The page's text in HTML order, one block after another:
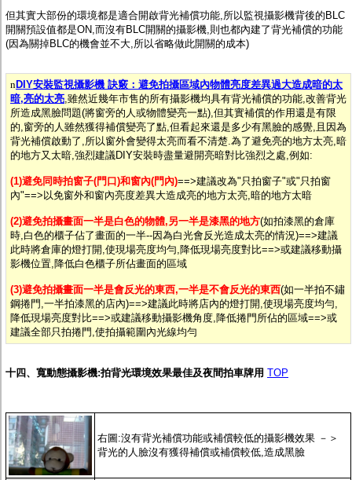
但其實大部份的環境都是適合開啟背光補償功能,所以監視攝影機背後的BLC
開關預設值都是ON,而沒有BLC開關的攝影機,則也都內建了背光補償的功能
(因為關掉BLC的機會並不大,所以省略做此開關的成本)
n DIY安裝監視攝影機 訣竅：避免拍攝區域內物體亮度差異過大造成暗的太
暗,亮的太亮 ,雖然近幾年市售的所有攝影機均具有背光補償的功能,改善背光
所造成黑臉問題(將窗旁的人或物體變亮一點),但其實補償的作用還是有限
的,窗旁的人雖然獲得補償變亮了點,但看起來還是多少有黑臉的感覺,且因為
背光補償啟動了,所以窗外會變得太亮而看不清楚.為了避免亮的地方太亮,暗
的地方又太暗,強烈建議DIY安裝時盡量避開亮暗對比強烈之處,例如:
(1)避免同時拍窗子(門口)和窗內(門內)==>建議改為"只拍窗子"或"只拍窗
內"==>以免窗外和窗內亮度差異大造成亮的地方太亮,暗的地方太暗
(2)避免拍攝畫面一半是白色的物體,另一半是漆黑的地方(如拍漆黑的倉庫
時,白色的櫃子佔了畫面的一半--因為白光會反光造成太亮的情況)==>建議
此時將倉庫的燈打開,使現場亮度均勻,降低現場亮度對比==>或建議移動攝
影機位置,降低白色櫃子所佔畫面的區域
(3)避免拍攝畫面一半是會反光的東西,一半是不會反光的東西(如一半拍不鏽
鋼捲門,一半拍漆黑的店內)==>建議此時將店內的燈打開,使現場亮度均勻,
降低現場亮度對比==>或建議移動攝影機角度,降低捲門所佔的區域==>或
建議全部只拍捲門,使拍攝範圍內光線均勻
十四、寬動態攝影機:拍背光環境效果最佳及夜間拍車牌用 TOP
右圖:沒有背光補償功能或補償較低的攝影機效果 －＞
背光的人臉沒有獲得補償或補償較低,造成黑臉